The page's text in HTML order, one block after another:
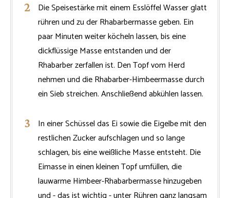
Die Speisestärke mit einem Esslöffel Wasser glatt
rühren und zu der Rhabarbermasse geben. Ein
paar Minuten weiter köcheln lassen, bis eine
dickflüssige Masse entstanden und der
Rhabarber zerfallen ist. Den Topf vom Herd
nehmen und die Rhabarber-Himbeermasse durch
ein Sieb streichen. Anschließend abkühlen lassen.
In einer Schüssel das Ei sowie die Eigelbe mit den
restlichen Zucker aufschlagen und so lange
schlagen, bis eine weißliche Masse entsteht. Die
Eimasse in einen kleinen Topf umfüllen, die
lauwarme Himbeer-Rhabarbermasse hinzugeben